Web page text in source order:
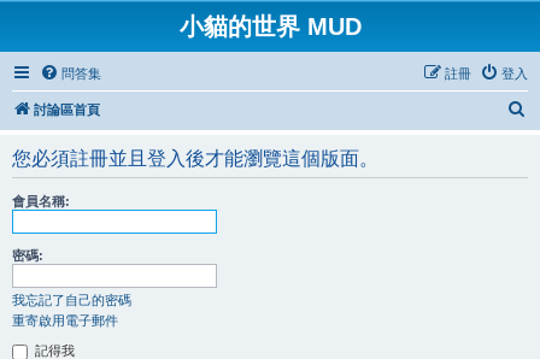
小貓的世界 MUD
問答集 登入
註冊
討論區首頁
您必須註冊並且登入後才能瀏覽這個版面。
會員名稱:
密碼:
我忘記了自己的密碼
重寄啟用電子郵件
記得我